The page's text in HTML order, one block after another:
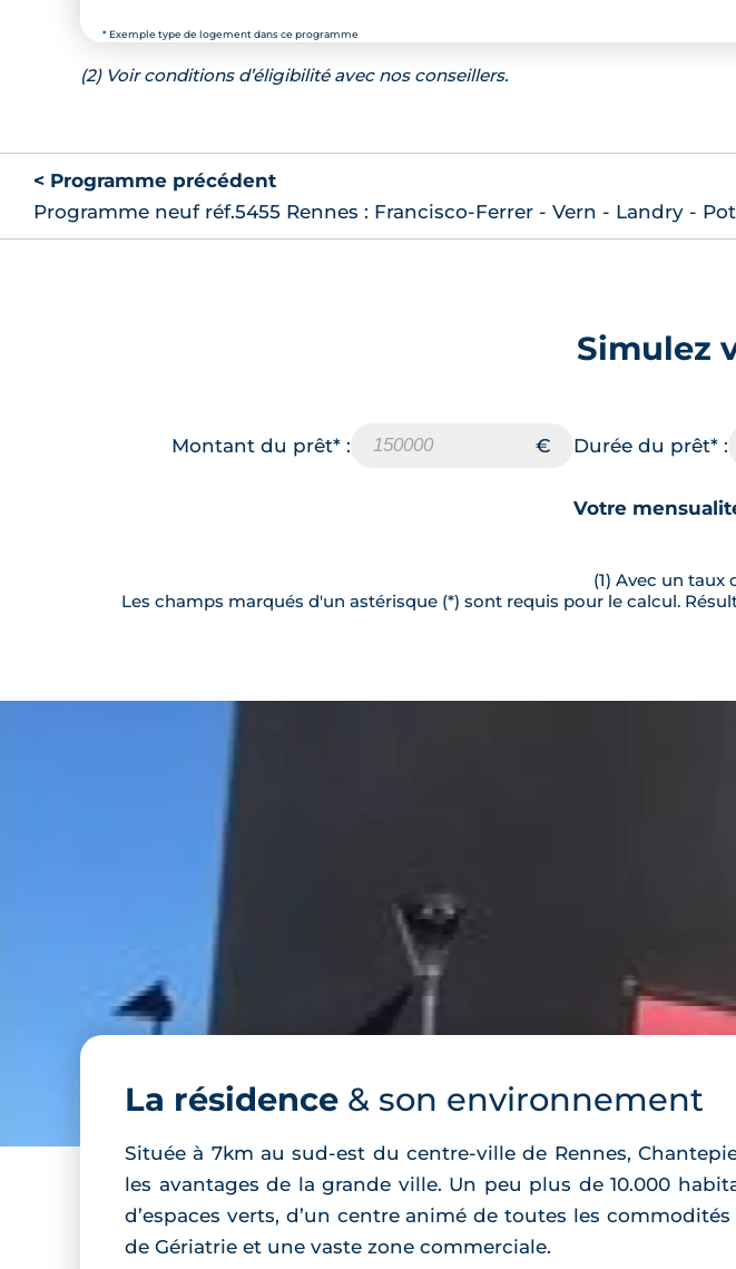
* Exemple type de logement dans ce programme
(2) Voir conditions d’éligibilité avec nos conseillers.
< Programme précédent
Programme neuf réf.5455 Rennes : Francisco-Ferrer - Vern - Landry -
Simulez
Montant du prêt* : Durée du prêt* :
Votre
(1) Avec un taux
Les champs marqués d'un astérisque (*) sont requis pour le calcul.
La résidence & son environnement
Située à 7km au sud-est du centre-ville de Rennes,
les avantages de la grande ville. Un peu plus de 10.000
d’espaces verts, d’un centre animé de toutes les
de Gériatrie et une vaste zone commerciale.